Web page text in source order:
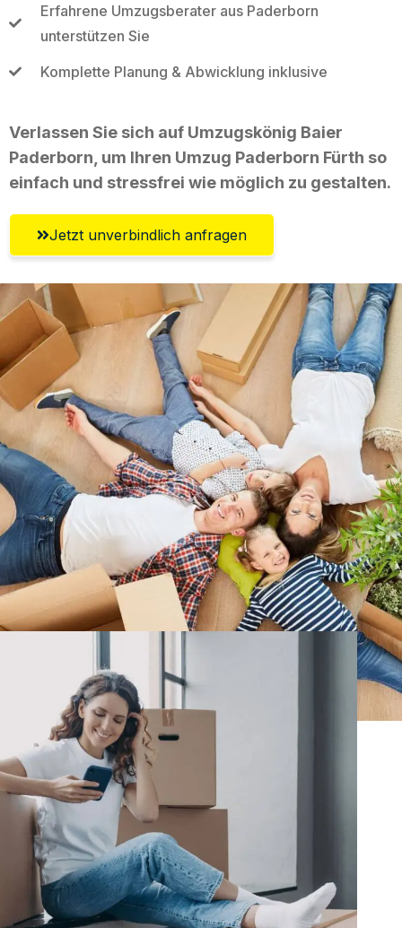
Erfahrene Umzugsberater aus Paderborn
unterstützen Sie
Komplette Planung & Abwicklung inklusive
Verlassen Sie sich auf Umzugskönig Baier
Paderborn, um Ihren Umzug Paderborn Fürth so
einfach und stressfrei wie möglich zu gestalten.
Jetzt unverbindlich anfragen